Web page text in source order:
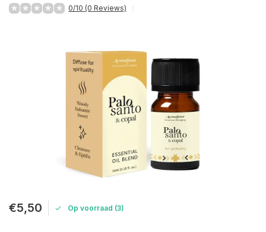
0/10 (0 Reviews)
€5,50 Op voorraad (3)